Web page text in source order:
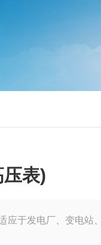
表)
应于发电厂、变电站